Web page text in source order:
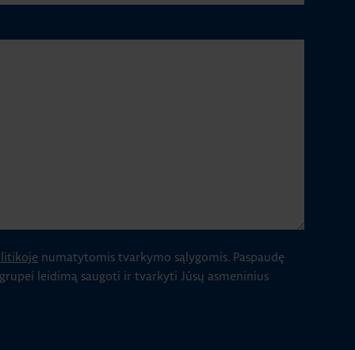
numatytomis tvarkymo sąlygomis. Paspaudę
leidimą saugoti ir tvarkyti Jūsų asmeninius